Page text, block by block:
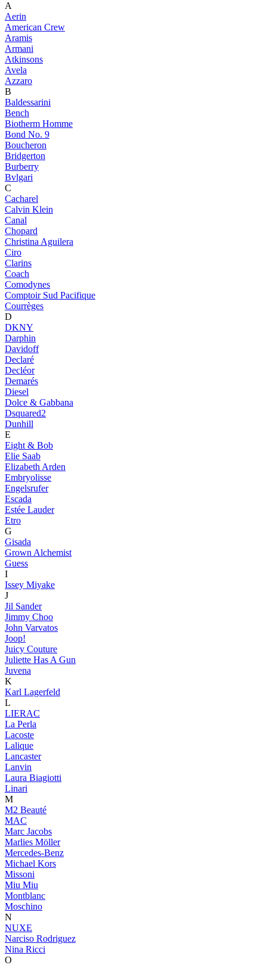
A
Aerin
American Crew
Aramis
Armani
Atkinsons
Avela
Azzaro
B
Baldessarini
Bench
Biotherm Homme
Bond No. 9
Boucheron
Bridgerton
Burberry
Bvlgari
C
Cacharel
Calvin Klein
Canal
Chopard
Christina Aguilera
Ciro
Clarins
Coach
Comodynes
Comptoir Sud Pacifique
Courrèges
D
DKNY
Darphin
Davidoff
Declaré
Decléor
Demarés
Diesel
Dolce & Gabbana
Dsquared2
Dunhill
E
Eight & Bob
Elie Saab
Elizabeth Arden
Embryolisse
Engelsrufer
Escada
Estée Lauder
Etro
G
Gisada
Grown Alchemist
Guess
I
Issey Miyake
J
Jil Sander
Jimmy Choo
John Varvatos
Joop!
Juicy Couture
Juliette Has A Gun
Juvena
K
Karl Lagerfeld
L
LIERAC
La Perla
Lacoste
Lalique
Lancaster
Lanvin
Laura Biagiotti
Linari
M
M2 Beauté
MAC
Marc Jacobs
Marlies Möller
Mercedes-Benz
Michael Kors
Missoni
Miu Miu
Montblanc
Moschino
N
NUXE
Narciso Rodriguez
Nina Ricci
O